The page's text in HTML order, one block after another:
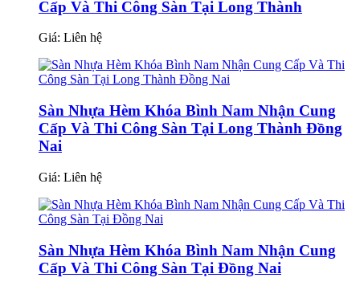
Cấp Và Thi Công Sàn Tại Long Thành
Giá: Liên hệ
Sàn Nhựa Hèm Khóa Bình Nam Nhận Cung
Cấp Và Thi Công Sàn Tại Long Thành Đồng
Nai
Giá: Liên hệ
Sàn Nhựa Hèm Khóa Bình Nam Nhận Cung
Cấp Và Thi Công Sàn Tại Đồng Nai